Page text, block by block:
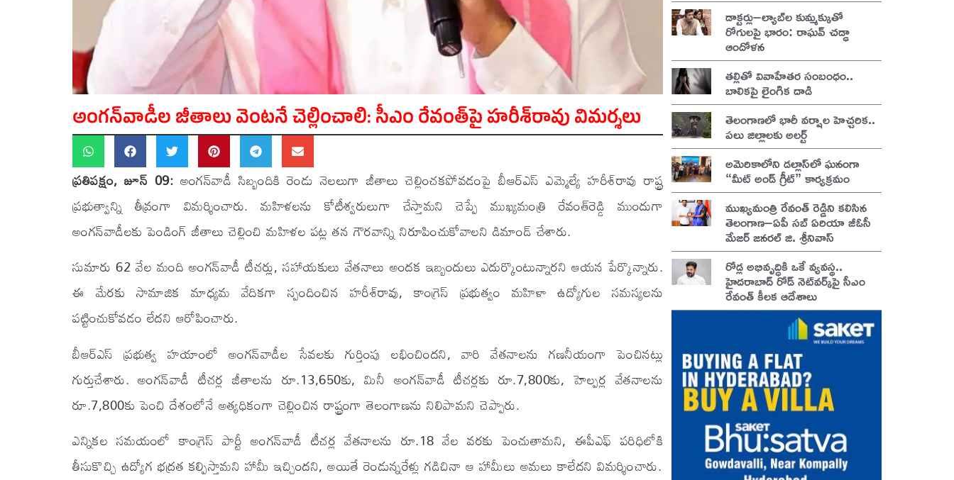
అంగన్‌వాడీల జీతాలు వెంటనే చెల్లించాలి: సీఎం రేవంత్‌పై హరీశ్‌రావు విమర్శలు
ప్రతిపక్షం, జూన్ 09: అంగన్‌వాడీ సిబ్బందికి రెండు నెలలుగా జీతాలు చెల్లించకపోవడంపై బీఆర్ఎస్ ఎమ్మెల్యే హరీశ్‌రావు రాష్ట్ర
ప్రభుత్వాన్ని తీవ్రంగా విమర్శించారు. మహిళలను కోటీశ్వరులుగా చేస్తామని చెప్పే ముఖ్యమంత్రి రేవంత్‌రెడ్డి ముందుగా
అంగన్‌వాడీలకు పెండింగ్ జీతాలు చెల్లించి మహిళల పట్ల తన గౌరవాన్ని నిరూపించుకోవాలని డిమాండ్ చేశారు.
సుమారు 62 వేల మంది అంగన్‌వాడీ టీచర్లు, సహాయకులు వేతనాలు అందక ఇబ్బందులు ఎదుర్కొంటున్నారని ఆయన పేర్కొన్నారు.
ఈ మేరకు సామాజిక మాధ్యమ వేదికగా స్పందించిన హరీశ్‌రావు, కాంగ్రెస్ ప్రభుత్వం మహిళా ఉద్యోగుల సమస్యలను
పట్టించుకోవడం లేదని ఆరోపించారు.
బీఆర్ఎస్ ప్రభుత్వ హయాంలో అంగన్‌వాడీల సేవలకు గుర్తింపు లభించిందని, వారి వేతనాలను గణనీయంగా పెంచినట్లు
గుర్తుచేశారు. అంగన్‌వాడీ టీచర్ల జీతాలను రూ.13,650కు, మినీ అంగన్‌వాడీ టీచర్లకు రూ.7,800కు, హెల్పర్ల వేతనాలను
రూ.7,800కు పెంచి దేశంలోనే అత్యధికంగా చెల్లించిన రాష్ట్రంగా తెలంగాణను నిలిపామని చెప్పారు.
ఎన్నికల సమయంలో కాంగ్రెస్ పార్టీ అంగన్‌వాడీ టీచర్ల వేతనాలను రూ.18 వేల వరకు పెంచుతామని, ఈపీఎఫ్ పరిధిలోకి
తీసుకొచ్చి ఉద్యోగ భద్రత కల్పిస్తామని హామీ ఇచ్చిందని, అయితే రెండున్నరేళ్లు గడిచినా ఆ హామీలు అమలు కాలేదని విమర్శించారు.
డాక్టర్లు–ల్యాబ్‌ల కుమ్మక్కుతో
రోగులపై భారం: రాఘవ్ చడ్ఢా
ఆందోళన
తల్లితో వివాహేతర సంబంధం..
బాలికపై లైంగిక దాడి
తెలంగాణలో భారీ వర్షాల హెచ్చరిక..
పలు జిల్లాలకు అలర్ట్
అమెరికాలోని డల్లాస్‌లో ఘనంగా
“మీట్ అండ్ గ్రీట్” కార్యక్రమం
ముఖ్యమంత్రి రేవంత్ రెడ్డిని కలిసిన
తెలంగాణ–ఏపీ సబ్ ఏరియా జీఓసీ
మేజర్ జనరల్ జి. శ్రీనివాస్
రోడ్ల అభివృద్ధికి ఒకే వ్యవస్థ..
హైదరాబాద్ రోడ్ నెట్‌వర్క్‌పై సీఎం
రేవంత్ కీలక ఆదేశాలు